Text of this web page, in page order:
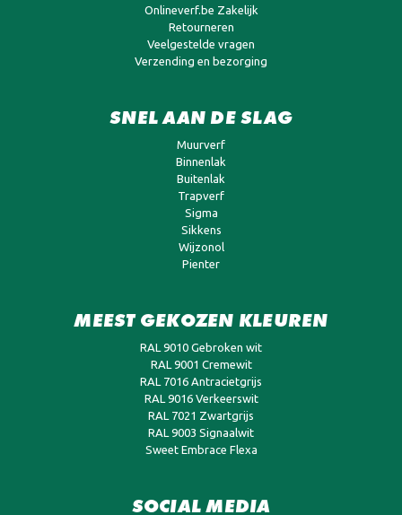
Onlineverf.be Zakelijk
Retourneren
Veelgestelde vragen
Verzending en bezorging
SNEL AAN DE SLAG
Muurverf
Binnenlak
Buitenlak
Trapverf
Sigma
Sikkens
Wijzonol
Pienter
MEEST GEKOZEN KLEUREN
RAL 9010 Gebroken wit
RAL 9001 Cremewit
RAL 7016 Antracietgrijs
RAL 9016 Verkeerswit
RAL 7021 Zwartgrijs
RAL 9003 Signaalwit
Sweet Embrace Flexa
SOCIAL MEDIA